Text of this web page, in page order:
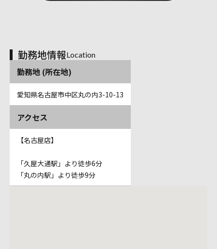
勤務地情報Location
勤務地 (所在地)
愛知県名古屋市中区丸の内3-10-13
アクセス
【名古屋店】
「久屋大通駅」より徒歩6分
「丸の内駅」より徒歩9分